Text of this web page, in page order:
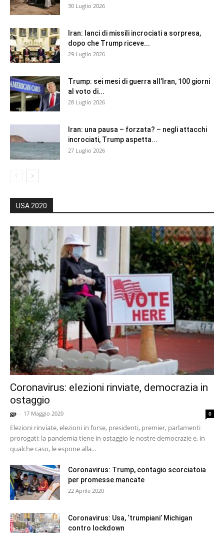
30 Luglio 2026
Iran: lanci di missili incrociati a sorpresa,
dopo che Trump riceve...
29 Luglio 2026
Trump: sei mesi di guerra all’Iran, 100 giorni
al voto di...
28 Luglio 2026
Iran: una pausa – forzata? – negli attacchi
incrociati, Trump aspetta...
27 Luglio 2026
USA 2020
Coronavirus: elezioni rinviate, democrazia in
ostaggio
gp - 17 Maggio 2020 0
Elezioni rinviate, elezioni in forse, presidenti, premier, parlamenti
prorogati: la pandemia tiene in ostaggio le nostre democrazie e, in
qualche caso, le espone alla...
Coronavirus: Trump, contagio scorciatoia
per promesse mancate
22 Aprile 2020
Coronavirus: Usa, ‘trumpiani’ Michigan
contro lockdown